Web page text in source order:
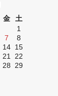
金 土
1
7
8
14 15
21
22
28
29